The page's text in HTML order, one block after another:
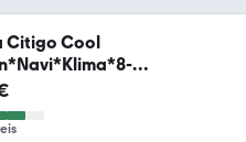
Citigo Cool